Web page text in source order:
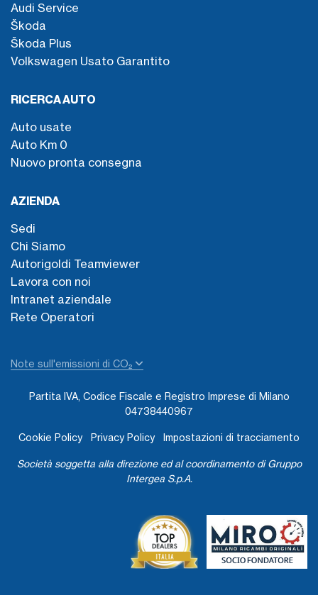
Audi Service
Škoda
Škoda Plus
Volkswagen Usato Garantito
RICERCA AUTO
Auto usate
Auto Km 0
Nuovo pronta consegna
AZIENDA
Sedi
Chi Siamo
Autorigoldi Teamviewer
Lavora con noi
Intranet aziendale
Rete Operatori
Note sull'emissioni di CO₂
Partita IVA, Codice Fiscale e Registro Imprese di Milano
04738440967
Cookie Policy Privacy Policy Impostazioni di tracciamento
Società soggetta alla direzione ed al coordinamento di Gruppo
Intergea S.p.A.